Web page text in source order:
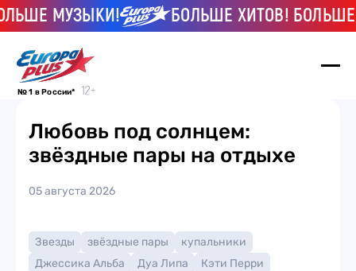
МУЗЫКИ! БОЛЬШЕ ХИТОВ! БОЛЬШЕ
№ 1 в России*
Любовь под солнцем:
звёздные пары на отдыхе
05 августа 2026
Звезды звёздные пары
купальники
Джессика Альба
Дуа Липа
Кэти Перри